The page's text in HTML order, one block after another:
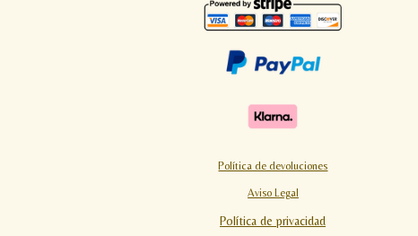
Política de devoluciones
Aviso Legal
Política de privacidad